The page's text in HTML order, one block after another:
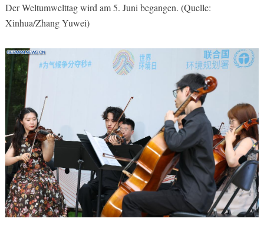
Der Weltumwelttag wird am 5. Juni begangen. (Quelle:
Xinhua/Zhang Yuwei)